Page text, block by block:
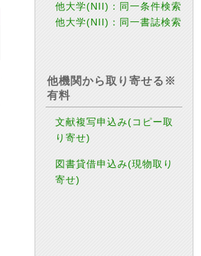
他大学(NII)：同一条件検索
他大学(NII)：同一書誌検索
他機関から取り寄せる※
有料
文献複写申込み(コピー取
り寄せ)
図書貸借申込み(現物取り
寄せ)